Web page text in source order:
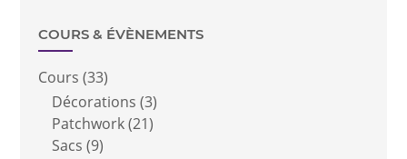
COURS & ÉVÈNEMENTS
Cours (33)
Décorations (3)
Patchwork(21)
Sacs (9)